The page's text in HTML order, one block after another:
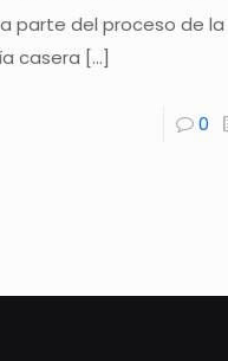
parte del proceso de la
casera […]
0